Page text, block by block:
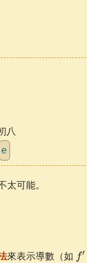
八
e
可能。
來表示導數（如 f'
f′